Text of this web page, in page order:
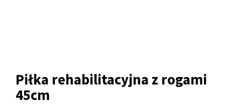
Piłka rehabilitacyjna z rogami
45cm